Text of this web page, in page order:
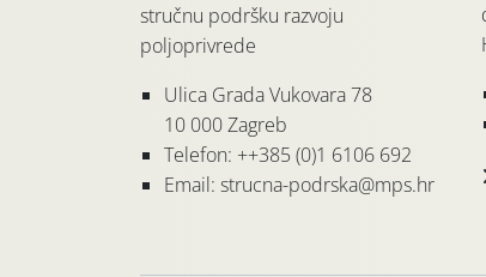
stručnu podršku razvoju
poljoprivrede
Ulica Grada Vukovara 78
10 000 Zagreb
Telefon: ++385 (0)1 6106 692
Email: strucna-podrska@mps.hr